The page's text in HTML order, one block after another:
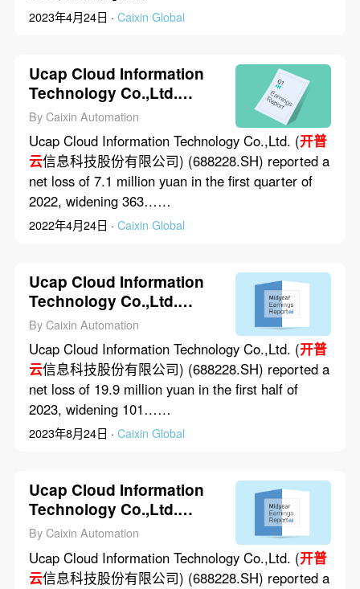
2023年4月24日 · Caixin Global
Ucap Cloud Information
Technology Co.,Ltd.
Posted 7.1 Million Yuan
Net Loss in First Quarter
of 2022
By Caixin Automation
Ucap Cloud Information Technology Co.,Ltd. (开普
云信息科技股份有限公司) (688228.SH) reported a
net loss of 7.1 million yuan in the first quarter of
2022, widening 363……
2022年4月24日 · Caixin Global
Ucap Cloud Information
Technology Co.,Ltd.
Posted 19.9 Million Yuan
Net Loss in First Half of
2023
By Caixin Automation
Ucap Cloud Information Technology Co.,Ltd. (开普
云信息科技股份有限公司) (688228.SH) reported a
net loss of 19.9 million yuan in the first half of
2023, widening 101……
2023年8月24日 · Caixin Global
Ucap Cloud Information
Technology Co.,Ltd.
Posted 19.9 Million Yuan
Net Loss in First Half of
2023
By Caixin Automation
Ucap Cloud Information Technology Co.,Ltd. (开普
云信息科技股份有限公司) (688228.SH) reported a